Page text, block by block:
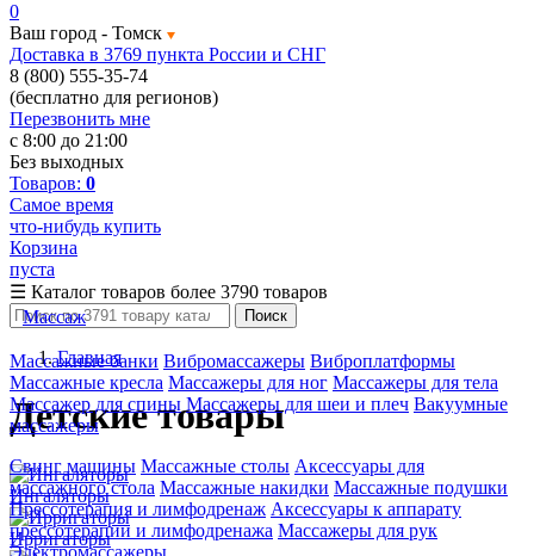
0
Ваш город - Томск
Доставка в 3769 пункта России и СНГ
8 (800) 555-35-74
(бесплатно для регионов)
Перезвонить мне
с 8:00 до 21:00
Без выходных
Товаров: 0
Самое время
что-нибудь купить
Корзина
пуста
☰ Каталог товаров более 3790 товаров
Массаж
Массажные банки Вибромассажеры Виброплатформы
Массажные кресла Массажеры для ног Массажеры для тела
Массажер для спины Массажеры для шеи и плеч Вакуумные
массажеры
Свинг машины Массажные столы Аксессуары для
массажного стола Массажные накидки Массажные подушки
Прессотерапия и лимфодренаж Аксессуары к аппарату
прессотерапии и лимфодренажа Массажеры для рук
Электромассажеры
Поиск
Главная
Детские товары
Ингаляторы
Ирригаторы